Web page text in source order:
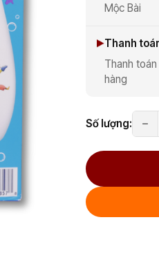
Mộc Bài
Thanh
Thanh
hàng
Số lượng: